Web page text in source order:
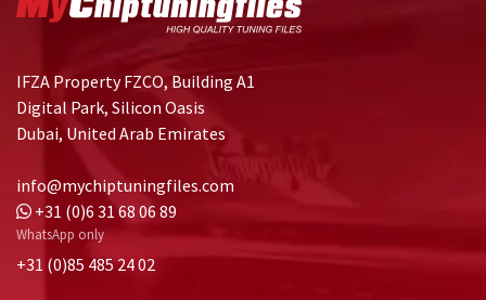
IFZA Property FZCO, Building A1
Digital Park, Silicon Oasis
Dubai, United Arab Emirates
info@mychiptuningfiles.com
+31 (0)6 31 68 06 89
WhatsApp only
+31 (0)85 485 24 02